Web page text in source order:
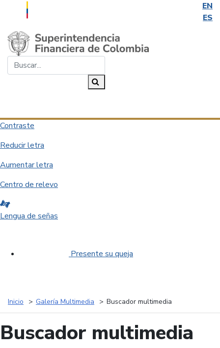
EN
ES
Saltar al contenido principal
Contraste
Reducir letra
Aumentar letra
Centro de relevo
Lengua de señas
Presente su queja
Inicio Galería Multimedia Buscador multimedia
Buscador multimedia